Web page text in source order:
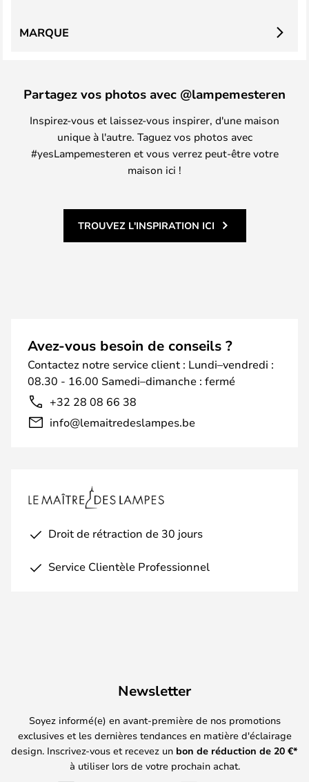
MARQUE
Partagez vos photos avec @lampemesteren
Inspirez-vous et laissez-vous inspirer, d'une maison
unique à l'autre. Taguez vos photos avec
#yesLampemesteren et vous verrez peut-être votre
maison ici !
TROUVEZ L'INSPIRATION ICI
Avez-vous besoin de conseils ?
Contactez notre service client : Lundi–vendredi :
08.30 - 16.00 Samedi–dimanche : fermé
+32 28 08 66 38
info@lemaitredeslampes.be
Droit de rétraction de 30 jours
Service Clientèle Professionnel
Newsletter
Soyez informé(e) en avant-première de nos promotions
exclusives et les dernières tendances en matière d'éclairage
design. Inscrivez-vous et recevez un bon de réduction de 20 €*
à utiliser lors de votre prochain achat.